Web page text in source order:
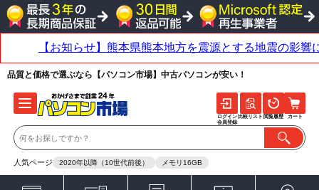
品質と価格で選ぶなら【パソコン市場】中古パソコンが安い！
人気ページ 2020年以降（10世代前後） メモリ16GB
ログイン
会員登録
比較リスト 閲覧履歴 カート